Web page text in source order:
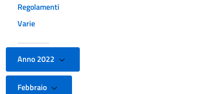
Regolamenti
Varie
Anno 2022
Febbraio